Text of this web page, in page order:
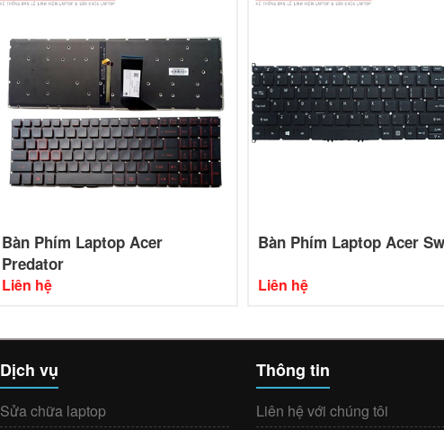
Bàn Phím Laptop Acer
Predator
Liên hệ
Bàn Phím Laptop Acer
Liên hệ
Dịch vụ
Sửa chữa laptop
Thông tin
Liên hệ với chúng tôi